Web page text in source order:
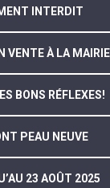
INTERDIT
VENTE À LA MAIRIE
BONS RÉFLEXES!
PEAU NEUVE
23 AOÛT 2025